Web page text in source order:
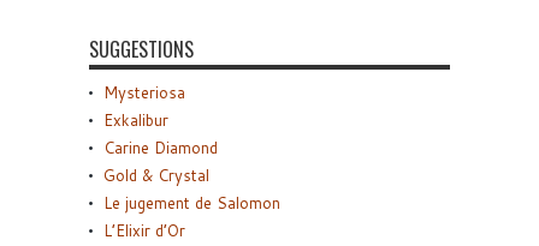
SUGGESTIONS
Mysteriosa
Exkalibur
Carine Diamond
Gold & Crystal
Le jugement de Salomon
L’Elixir d’Or